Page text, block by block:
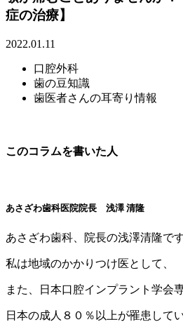
症の治療】
2022.01.11
口腔外科
歯の豆知識
歯医者さんの耳寄り情報
このコラムを書いた人
あさざわ歯科医院院長 浅澤 清隆
あさざわ歯科、院長の浅澤清隆です
私は地域のかかりつけ医として、
また、日本口腔インプラント学会
日本の成人８０％以上が罹患して